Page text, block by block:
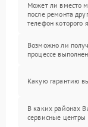
Может ли вместо
после ремонта
телефон которого
Возможно ли
процессе
Какую гарантию
В каких районах
сервисные центры